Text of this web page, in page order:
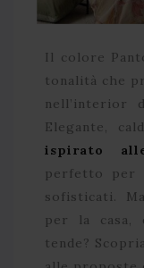
Il colore
tonalità che
nell’interior
Elegante,
ispirato
perfetto per
sofisticati.
per la casa,
tende?